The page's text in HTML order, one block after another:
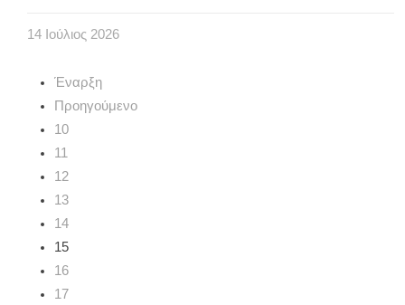
14 Ιούλιος 2026
Έναρξη
Προηγούμενο
10
11
12
13
14
15
16
17